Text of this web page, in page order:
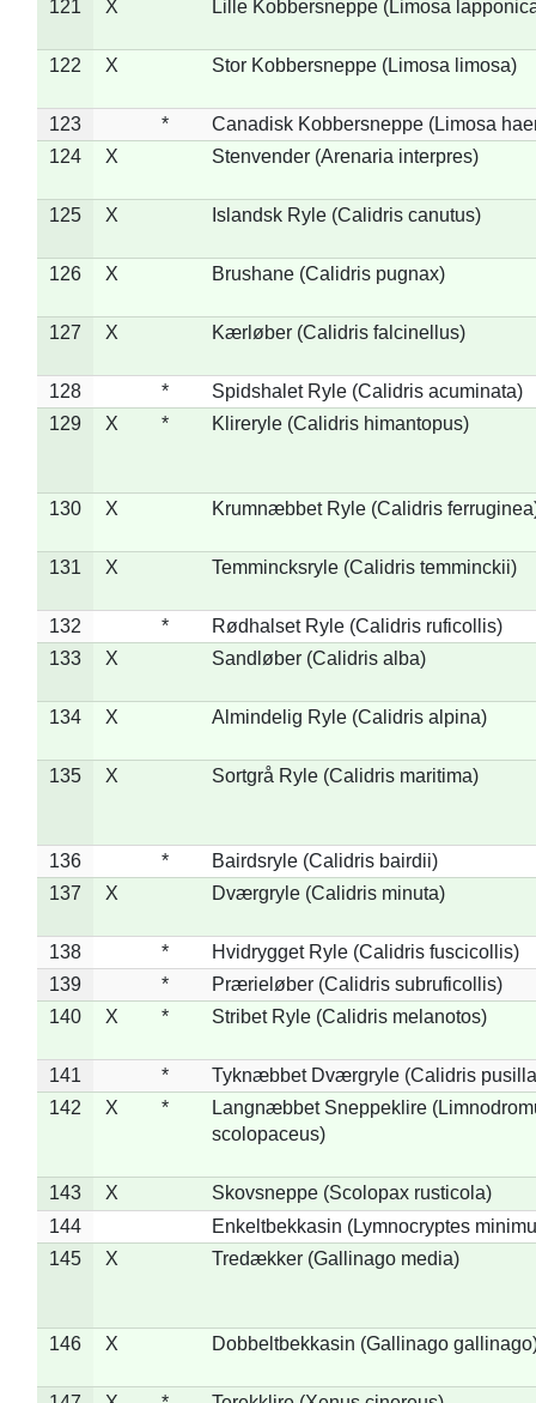
121 X Lille Kobbersneppe (Limosa
122 X Stor Kobbersneppe (Limosa limosa)
123 *
Canadisk Kobbersneppe (Limosa
124
X Stenvender (Arenaria interpres)
125 X Islandsk Ryle (Calidris canutus)
126 X Brushane (Calidris pugnax)
127 X Kærløber (Calidris falcinellus)
128 *
Spidshalet Ryle (Calidris acuminata)
129
X * Klireryle (Calidris himantopus)
130 X Krumnæbbet Ryle (Calidris
131 X Temmincksryle (Calidris temminckii)
132 *
Rødhalset Ryle (Calidris ruficollis)
133
X Sandløber (Calidris alba)
134 X Almindelig Ryle (Calidris alpina)
135 X Sortgrå Ryle (Calidris maritima)
136 *
Bairdsryle (Calidris bairdii)
137
X Dværgryle (Calidris minuta)
138 *
Hvidrygget Ryle (Calidris fuscicollis)
139
*
Prærieløber (Calidris subruficollis)
140
X * Stribet Ryle (Calidris melanotos)
141 *
Tyknæbbet Dværgryle (Calidris
142
X *
Langnæbbet Sneppeklire
scolopaceus)
143 X
Skovsneppe (Scolopax rusticola)
144
Enkeltbekkasin (Lymnocryptes
145
X Tredækker (Gallinago media)
146 X Dobbeltbekkasin (Gallinago